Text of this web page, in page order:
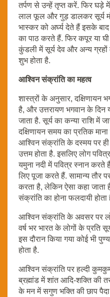
तर्पण से उन्हें तृप्त करें. फिर
लाल फूल और गुड़ डालकर सूर्य
भास्कर को अर्घ्य देते हैं इसके
का पाठ करते हैं. फिर कपूर या
कुंडली में सूर्य देव और अन्य
शुभ होता है.
आश्विन संक्रांति का महत्व
शास्त्रों के अनुसार, दक्षिणायन
है, और उत्तरायण भगवान के दिन
जाता है. सूर्य का कन्या राशि में
दक्षिणायन समय का प्रतिक
आश्विन संक्रांति के दस्मय पर
उत्तम होता है. इसलिए लोग
यमुना नदी में पवित्र स्नान करते
लिए पूजा करते हैं. सामान्य तौर
करता है, लेकिन ऐसा कहा जाता
संक्रांति का होना फलदायी होता
आश्विन संक्रांति के अवसर पर
वर्ष भर भारत के लोगों के प्रति
इस दौरान किया गया कोई भी
होता है.
आश्विन संक्रांति पर हल्दी
ब्रह्मांड में शांत आदि-शक्ति की
के मन में सगुण भक्ति की छाप